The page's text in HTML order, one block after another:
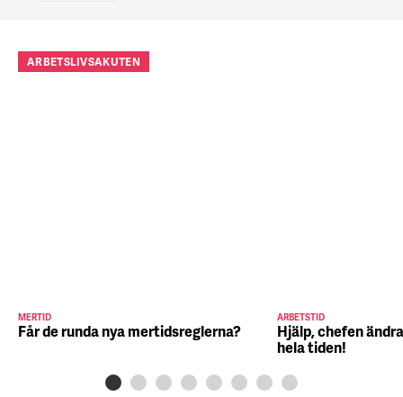
ARBETSLIVSAKUTEN
MERTID
Får de runda nya mertidsreglerna?
ARBETSTID
Hjälp, chefen
hela tiden!